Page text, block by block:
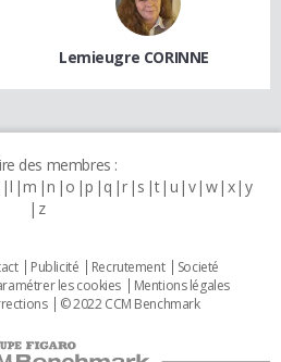
Lemieugre CORINNE
des membres :
l m n o p q r s t u v w x y
z
Publicité Recrutement
Societé
les cookies
Mentions légales
© 2022 CCM Benchmark